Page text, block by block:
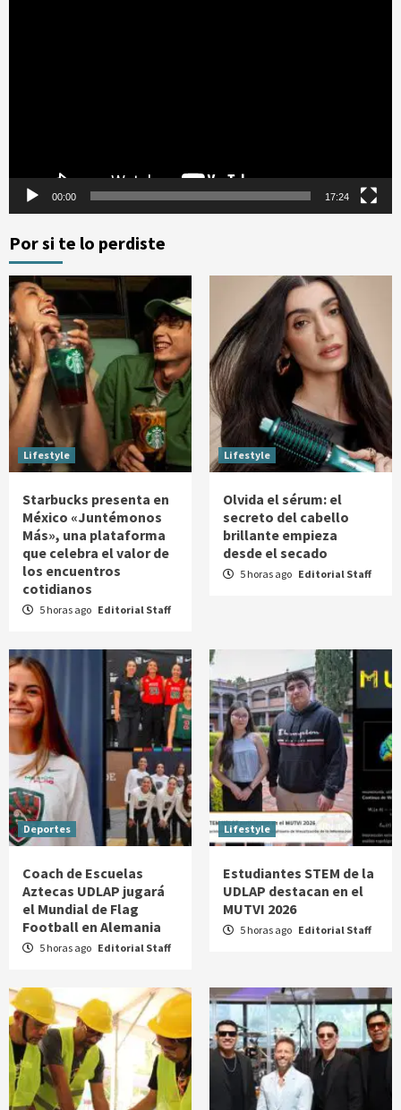
00:00 17:24
Por si te lo perdiste
Lifestyle
Starbucks presenta en
México «Juntémonos
Más», una plataforma
que celebra el valor de
los encuentros
cotidianos
5 horas ago Editorial Staff
Lifestyle
Olvida el sérum: el
secreto del cabello
brillante empieza
desde el secado
5 horas ago Editorial Staff
Deportes
Coach de Escuelas
Aztecas UDLAP jugará
el Mundial de Flag
Football en Alemania
5 horas ago Editorial Staff
Lifestyle
Estudiantes STEM de la
UDLAP destacan en el
MUTVI 2026
5 horas ago Editorial Staff